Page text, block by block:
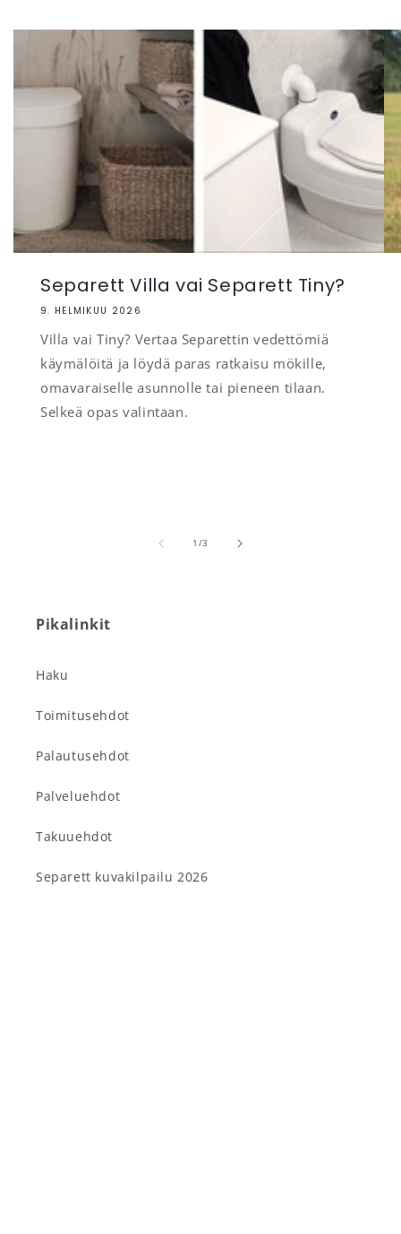
Separett Villa vai Separett Tiny?
9. HELMIKUU 2026
Villa vai Tiny? Vertaa Separettin vedettömiä
käymälöitä ja löydä paras ratkaisu mökille,
omavaraiselle asunnolle tai pieneen tilaan.
Selkeä opas valintaan.
1 //3
Pikalinkit
Haku
Toimitusehdot
Palautusehdot
Palveluehdot
Takuuehdot
Separett kuvakilpailu 2026